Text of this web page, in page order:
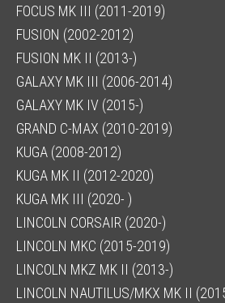
FOCUS MK III (2011-2019)
FUSION (2002-2012)
FUSION MK II (2013-)
GALAXY MK III (2006-2014)
GALAXY MK IV (2015-)
GRAND C-MAX (2010-2019)
KUGA (2008-2012)
KUGA MK II (2012-2020)
KUGA MK III (2020- )
LINCOLN CORSAIR (2020-)
LINCOLN MKC (2015-2019)
LINCOLN MKZ MK II (2013-)
LINCOLN NAUTILUS/MKX MK II